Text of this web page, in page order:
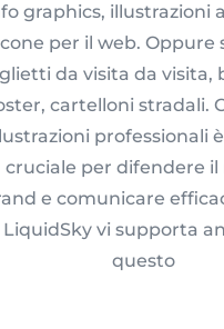
graphics, illustrazioni
per il web. Oppure
da visita da visita,
cartelloni stradali.
professionali
cruciale per difendere il
e comunicare
LiquidSky vi supporta
questo